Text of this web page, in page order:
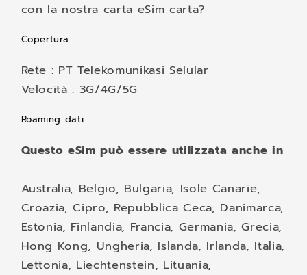
con la nostra carta eSim carta?
Copertura
Rete : PT Telekomunikasi Selular
Velocità : 3G/4G/5G
Roaming dati
Questo eSim può essere utilizzata anche in
Australia, Belgio, Bulgaria, Isole Canarie,
Croazia, Cipro, Repubblica Ceca, Danimarca,
Estonia, Finlandia, Francia, Germania, Grecia,
Hong Kong, Ungheria, Islanda, Irlanda, Italia,
Lettonia, Liechtenstein, Lituania,